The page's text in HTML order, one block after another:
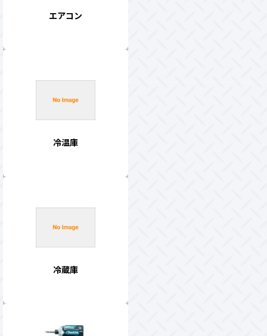
エアコン
冷温庫
冷蔵庫